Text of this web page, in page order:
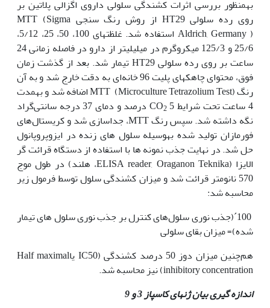
به‫منظور بررسی اثرات کشندگی سلولی داروی اگزالی پلاتین بر
روی رده سلولی HT29 از روش رنگ سنجی MTT (Sigma
Aldrich, Germany ) استفاده شد. غلظت­های 100، 50، 25، 5/12،
25/6 و 125/3 میکروگرم در میلی‫لیتر از دارو در فاصله زمانی 24
ساعت بر روی رده سلولی HT29 تیمار شد. بعد از گذشت زمان
فوق، محتوای چاهک‫های پلیت 96 خانه‌ای به دقت خارج شد و به آن
رنگ MTT (Microculture Tetrazolium Test) اضافه شد و به‫مدت
4 ساعت تحت شرایط CO
2
5 درصد و دمای 37 درجه سانتی‌گراد
نگه داشته شد. سپس رنگ MTT، جداسازی شد و کریستال‌های
فورمازان تولید شده به‫وسیله سلول های زنده در ایزوپروپانول
حل شد. در نهایت جذب نمونه ها با استفاده از دستگاه قرائت گر
الایزا (ELISA reader, Oraganon Teknika­، هلند) در طول موج
570 نانومتر قرائت شد و میزان کشندگی سلول توسط فرمول زیر
محاسبه شد:
100´(جذب نوری سلول‌های کنترل بر جذب نوری سلول های تیمار
شده)= میزان بقای سلولی
هم‌چنین میزان دوز 50 درصد کشندگی (IC50 یاHalf maximal
inhibitory concentration) نیز محاسبه شد.
اندازه گیری بیان ژنهای کاسپاز 3 و 9